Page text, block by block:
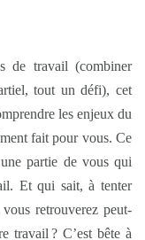
de travail (combiner
tout un défi), cet
les enjeux du
fait pour vous. Ce
partie de vous qui
Et qui sait, à tenter
retrouverez peut-
travail ? C’est bête à